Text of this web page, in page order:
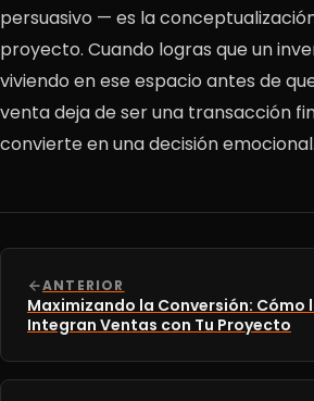
persuasivo — es la
proyecto. Cuando logras que un
viviendo en ese espacio antes de
venta deja de ser una transacción
convierte en una decisión emocional.
ANTERIOR
Maximizando la Conversión: Cómo
Integran Ventas con Tu Proyecto